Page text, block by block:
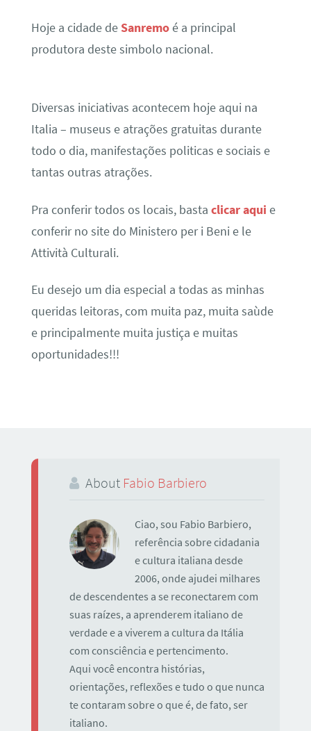
Hoje a cidade de Sanremoé a principal
produtora deste simbolo nacional.
Diversas iniciativas acontecem hoje aqui na
Italia – museus e atrações gratuitas durante
todo o dia, manifestações politicas e sociais e
tantas outras atrações.
Pra conferir todos os locais, basta clicar aqui e
conferir no site do Ministero per i Beni e le
Attività Culturali.
Eu desejo um dia especial a todas as minhas
queridas leitoras, com muita paz, muita saùde
e principalmente muita justiça e muitas
oportunidades!!!
About Fabio Barbiero
Ciao, sou Fabio Barbiero,
referência sobre cidadania
e cultura italiana desde
2006, onde ajudei milhares
de descendentes a se reconectarem com
suas raízes, a aprenderem italiano de
verdade e a viverem a cultura da Itália
com consciência e pertencimento.
Aqui você encontra histórias,
orientações, reflexões e tudo o que nunca
te contaram sobre o que é, de fato, ser
italiano.